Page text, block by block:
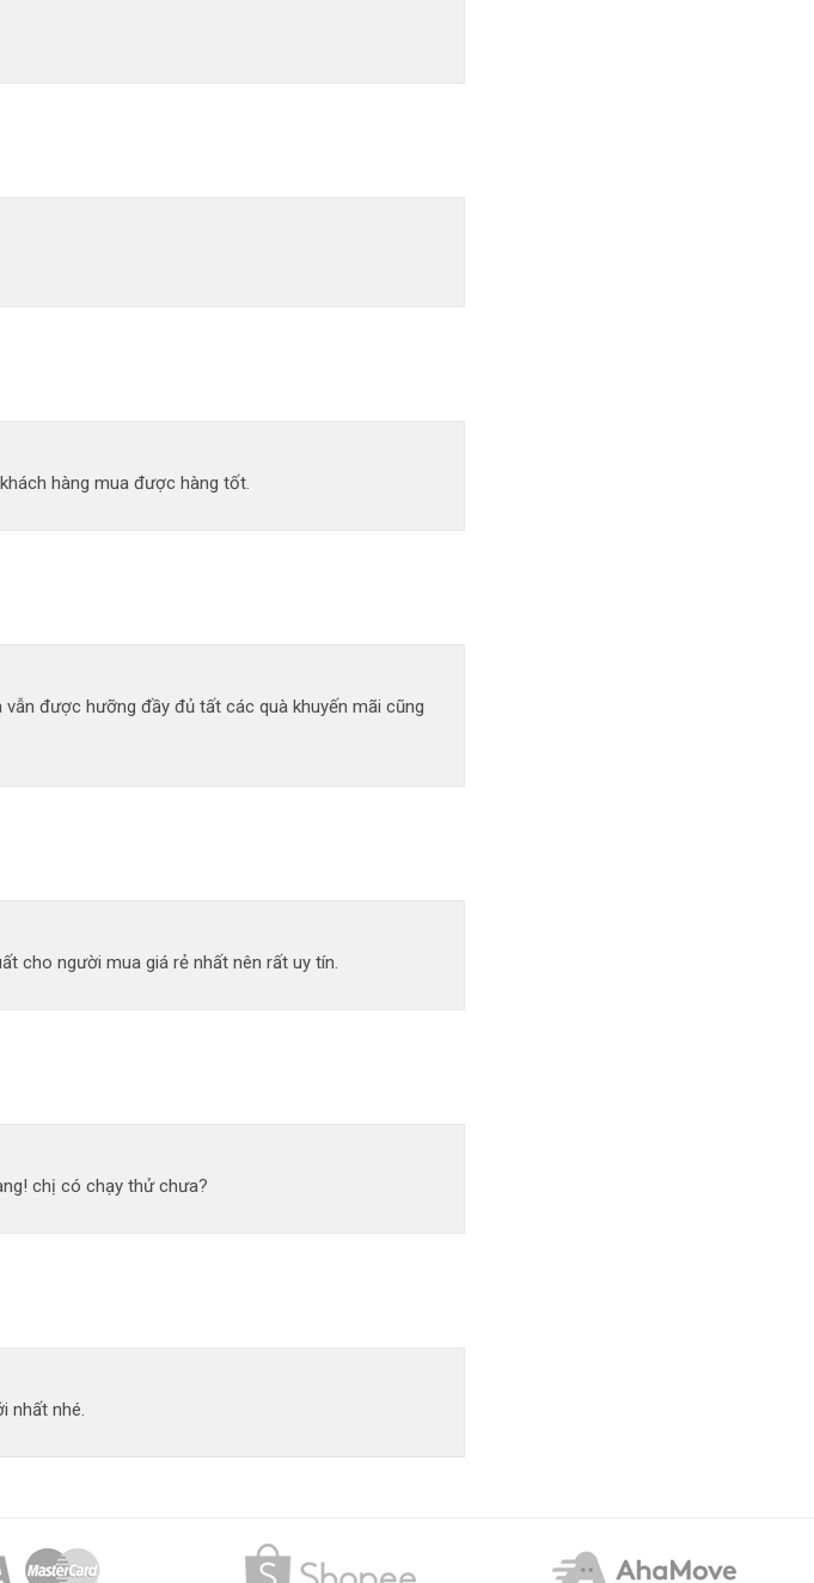
hàng mua được hàng tốt.
được hưỡng đầy đủ tất các quà khuyến mãi cũng
cho người mua giá rẻ nhất nên rất uy tín.
chị có chạy thử chưa?
nhất nhé.